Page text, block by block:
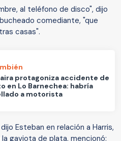
al teléfono de disco", dijo
comediante, "que
casas".
protagoniza accidente de
en Lo Barnechea: habría
a motorista
Esteban en relación a Harris,
gaviota de plata, mencionó: